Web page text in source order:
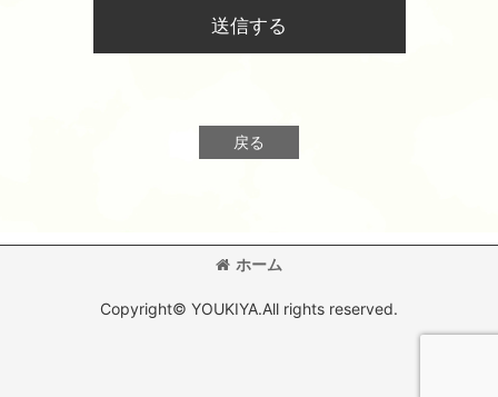
送信する
戻る
ホーム
Copyright© YOUKIYA.All rights reserved.